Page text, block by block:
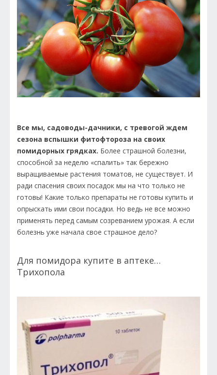
Все мы, садоводы-дачники, с тревогой ждем
сезона вспышки фитофтороза на своих
помидорных грядках. Более страшной болезни,
способной за неделю «спалить» так бережно
выращиваемые растения томатов, не существует. И
ради спасения своих посадок мы на что только не
готовы! Какие только препараты не готовы купить и
опрыскать ими свои посадки. Но ведь не все можно
применять перед самым созреванием урожая. А если
болезнь уже начала свое страшное дело?
Для помидора купите в аптеке…
Трихопола